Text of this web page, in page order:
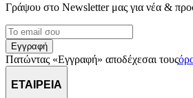
Γράψου στο Νewsletter μας για νέα &
Εγγραφή
Πατώντας «Εγγραφή» αποδέχεσαι τους
ΕΤΑΙΡΕΙΑ